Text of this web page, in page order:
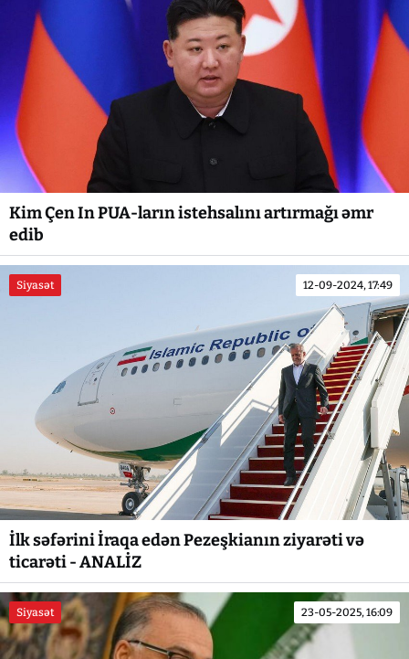
Kim Çen In PUA-ların istehsalını artırmağı əmr
edib
Siyasət 12-09-2024, 17:49
İlk səfərini İraqa edən Pezeşkianın ziyarəti və
ticarəti - ANALİZ
Siyasət 23-05-2025, 16:09